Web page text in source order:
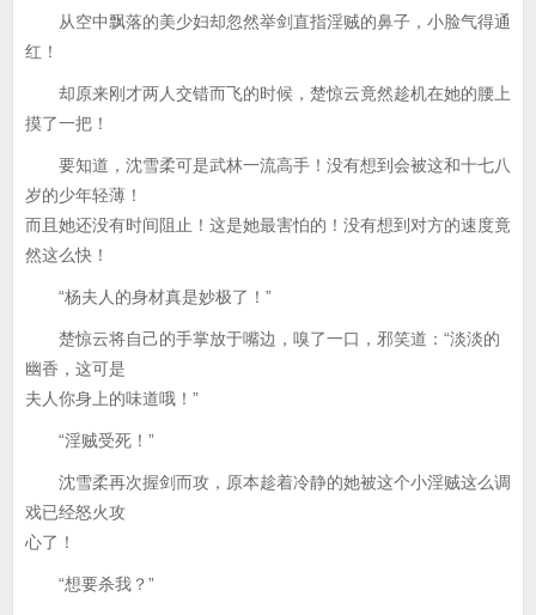
从空中飘落的美少妇却忽然举剑直指淫贼的鼻子，小脸气得通
红！
却原来刚才两人交错而飞的时候，楚惊云竟然趁机在她的腰上
摸了一把！
要知道，沈雪柔可是武林一流高手！没有想到会被这和十七八
岁的少年轻薄！
而且她还没有时间阻止！这是她最害怕的！没有想到对方的速度竟
然这么快！
“杨夫人的身材真是妙极了！”
楚惊云将自己的手掌放于嘴边，嗅了一口，邪笑道：“淡淡的
幽香，这可是
夫人你身上的味道哦！”
“淫贼受死！”
沈雪柔再次握剑而攻，原本趁着冷静的她被这个小淫贼这么调
戏已经怒火攻
心了！
“想要杀我？”